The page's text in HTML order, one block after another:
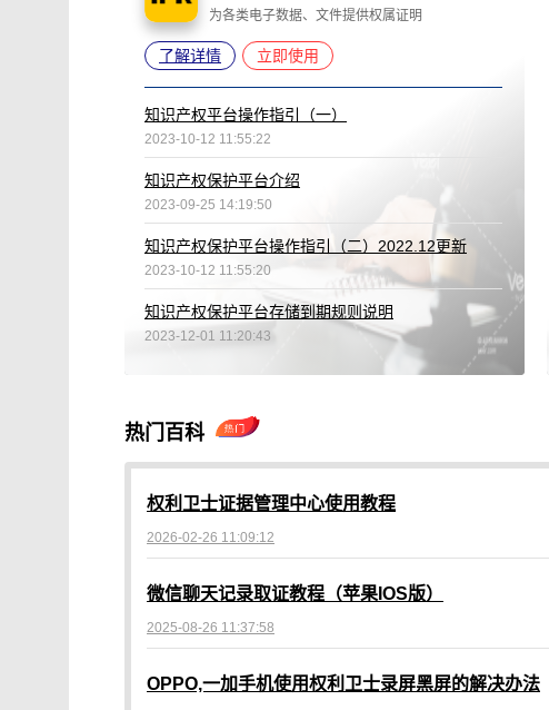
为各类电子数据、文件提供权属证明
了解详情 立即使用
知识产权平台操作指引（一）
2023-10-12 11:55:22
知识产权保护平台介绍
2023-09-25 14:19:50
知识产权保护平台操作指引（二）2022.12更新
2023-10-12 11:55:20
知识产权保护平台存储到期规则说明
2023-12-01 11:20:43
热门百科
权利卫士证据管理中心使用教程
2026-02-26 11:09:12
微信聊天记录取证教程（苹果IOS版）
2025-08-26 11:37:58
OPPO,一加手机使用权利卫士录屏黑屏的解决办法